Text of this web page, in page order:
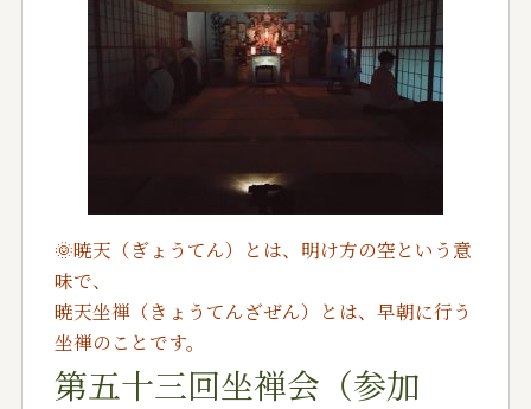
🌞暁天（ぎょうてん）とは、明け方の空という意
味で、
暁天坐禅（きょうてんざぜん）とは、早朝に行う
坐禅のことです。
第五十三回坐禅会（参加